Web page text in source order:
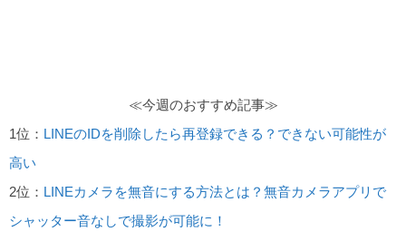
≪今週のおすすめ記事≫
1位： LINEのIDを削除したら再登録できる？できない可能性が
高い
2位： LINEカメラを無音にする方法とは？無音カメラアプリで
シャッター音なしで撮影が可能に！